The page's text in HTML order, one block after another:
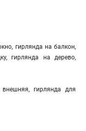
гирлянда на балкон,
гирлянда на дерево,
гирлянда для